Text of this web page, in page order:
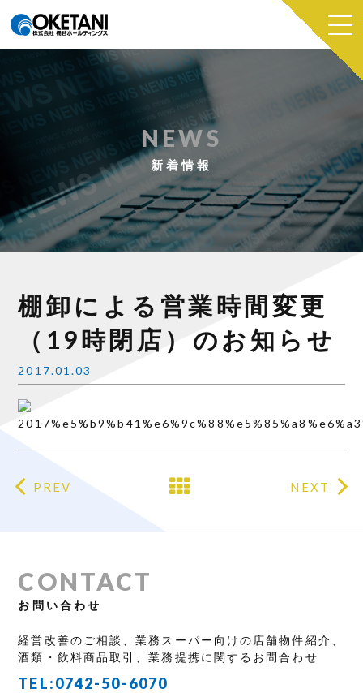
NEWS
新着情報
棚卸による営業時間変更
（19時閉店）のお知らせ
2017.01.03
PREV NEXT
CONTACT
お問い合わせ
経営改善のご相談、業務スーパー向けの店舗物件紹介、
酒類・飲料商品取引、業務提携に関するお問合わせ
TEL:0742-50-6070